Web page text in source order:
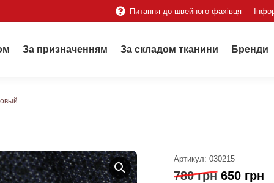
Питання до швейного фахівця
За призначенням За складом тканини Бренди
Артикул: 030215
780грн 650 грн